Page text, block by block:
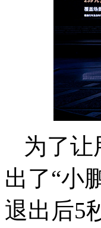
为了
出了“小
退出后5